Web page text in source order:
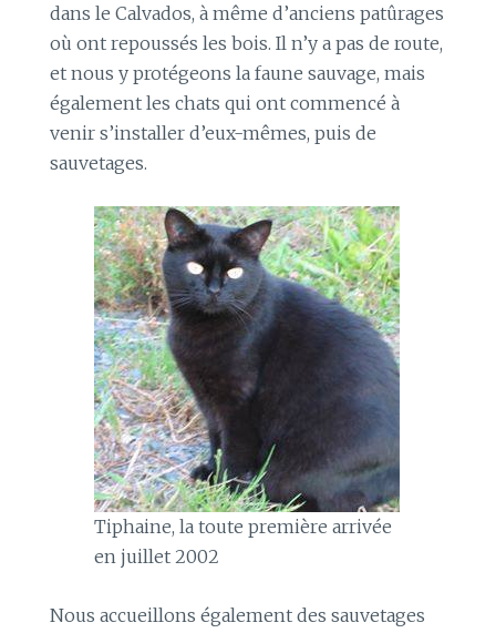
dans le Calvados, à même d’anciens patûrages
où ont repoussés les bois. Il n’y a pas de route,
et nous y protégeons la faune sauvage, mais
également les chats qui ont commencé à
venir s’installer d’eux-mêmes, puis de
sauvetages.
Tiphaine, la toute première arrivée
en juillet 2002
Nous accueillons également des sauvetages